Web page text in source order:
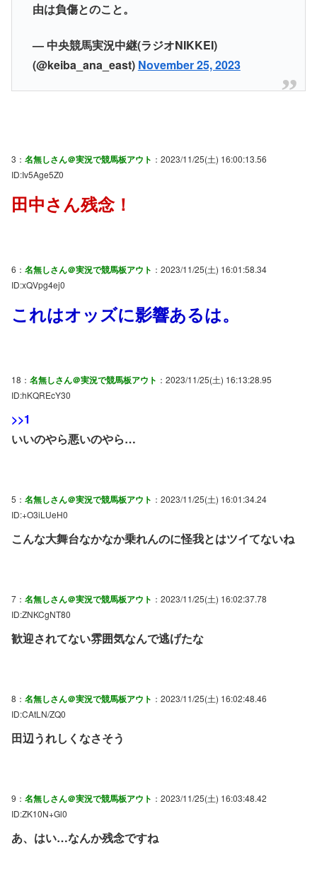
由は負傷とのこと。
— 中央競馬実況中継(ラジオNIKKEI)
(@keiba_ana_east) November 25, 2023
3： 名無しさん＠実況で競馬板アウト ：2023/11/25(土) 16:00:13.56
ID:Iv5Age5Z0
田中さん残念！
6： 名無しさん＠実況で競馬板アウト ：2023/11/25(土) 16:01:58.34
ID:xQVpg4ej0
これはオッズに影響あるは。
18： 名無しさん＠実況で競馬板アウト ：2023/11/25(土) 16:13:28.95
ID:hKQREcY30
>>1
いいのやら悪いのやら…
5： 名無しさん＠実況で競馬板アウト ：2023/11/25(土) 16:01:34.24
ID:+O3iLUeH0
こんな大舞台なかなか乗れんのに怪我とはツイてないね
7： 名無しさん＠実況で競馬板アウト ：2023/11/25(土) 16:02:37.78
ID:ZNKCgNT80
歓迎されてない雰囲気なんで逃げたな
8： 名無しさん＠実況で競馬板アウト ：2023/11/25(土) 16:02:48.46
ID:CAtLN/ZQ0
田辺うれしくなさそう
9： 名無しさん＠実況で競馬板アウト ：2023/11/25(土) 16:03:48.42
ID:ZK10N+Gl0
あ、はい…なんか残念ですね